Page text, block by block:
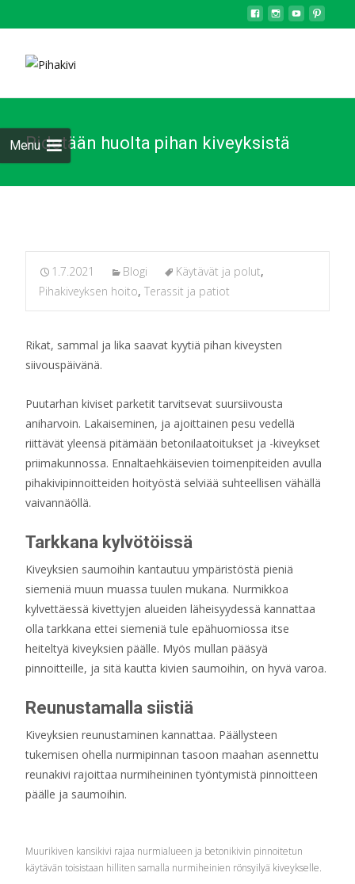
MenuPidetään huolta pihan kiveyksistä
1.7.2021 Blogi Käytävät ja polut,
Pihakiveyksen hoito, Terassit ja patiot
Rikat, sammal ja lika saavat kyytiä pihan kiveysten
siivouspäivänä.
Puutarhan kiviset parketit tarvitsevat suursiivousta
aniharvoin. Lakaiseminen, ja ajoittainen pesu vedellä
riittävät yleensä pitämään betonilaatoitukset ja -kiveykset
priimakunnossa. Ennaltaehkäisevien toimenpiteiden avulla
pihakivipinnoitteiden hoityöstä selviää suhteellisen vähällä
vaivannäöllä.
Tarkkana kylvötöissä
Kiveyksien saumoihin kantautuu ympäristöstä pieniä
siemeniä muun muassa tuulen mukana. Nurmikkoa
kylvettäessä kivettyjen alueiden läheisyydessä kannattaa
olla tarkkana ettei siemeniä tule epähuomiossa itse
heiteltyä kiveyksien päälle. Myös mullan pääsyä
pinnoitteille, ja sitä kautta kivien saumoihin, on hyvä varoa.
Reunustamalla siistiä
Kiveyksien reunustaminen kannattaa. Päällysteen
tukemisen ohella nurmipinnan tasoon maahan asennettu
reunakivi rajoittaa nurmiheininen työntymistä pinnoitteen
päälle ja saumoihin.
Muurikiven kansikivi rajaa nurmialueen ja betonikivin pinnoitetun
käytävän toisistaan hilliten samalla nurmiheinien rönsyilyä kiveykselle.